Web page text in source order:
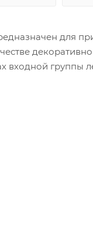
для
входной группы